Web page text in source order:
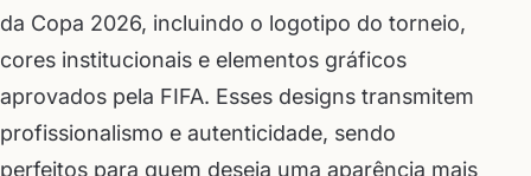
da Copa 2026, incluindo o logotipo do torneio,
cores institucionais e elementos gráficos
aprovados pela FIFA. Esses designs transmitem
profissionalismo e autenticidade, sendo
perfeitos para quem deseja uma aparência mais